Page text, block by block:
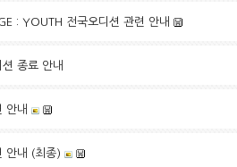
: YOUTH 전국오디션 관련 안내
종료 안내
안내
안내 (최종)